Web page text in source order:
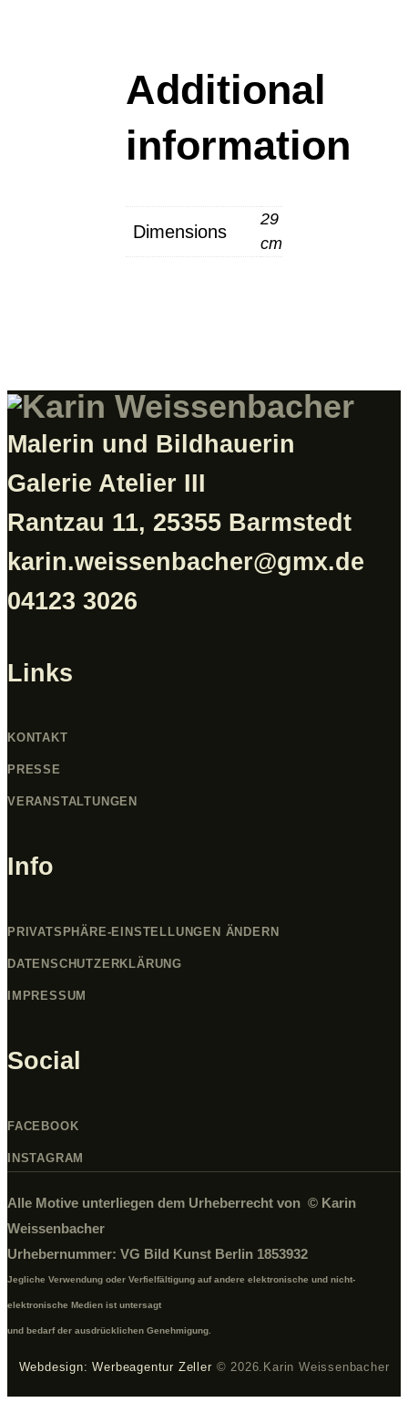
Additional
information
Dimensions
29
cm
Malerin und Bildhauerin
Galerie Atelier III
Rantzau 11, 25355 Barmstedt
karin.weissenbacher@gmx.de
04123 3026
Links
KONTAKT
PRESSE
VERANSTALTUNGEN
Info
PRIVATSPHÄRE-EINSTELLUNGEN ÄNDERN
DATENSCHUTZERKLÄRUNG
IMPRESSUM
Social
FACEBOOK
INSTAGRAM
Alle Motive unterliegen dem Urheberrecht von © Karin
Weissenbacher
Urhebernummer: VG Bild Kunst Berlin 1853932
Jegliche Verwendung oder Verfielfältigung auf andere elektronische und nicht-
elektronische Medien ist untersagt
und bedarf der ausdrücklichen Genehmigung.
Webdesign: Werbeagentur Zeller © 2026.Karin Weissenbacher